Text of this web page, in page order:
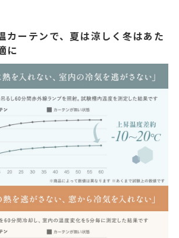
カーテンで、夏は涼しく冬はあた
に